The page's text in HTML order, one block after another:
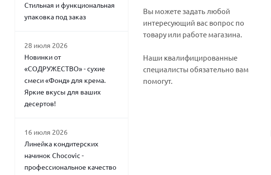
Вы можете задать любой
интересующий вас вопрос по
товару или работе магазина.
Наши квалифицированные
специалисты обязательно вам
помогут.
Стильная и функциональная
упаковка под заказ
28 июля 2026
Новинки от
«СОДРУЖЕСТВО» - сухие
смеси «Фонд» для крема.
Яркие вкусы для ваших
десертов!
16 июля 2026
Линейка кондитерских
начинок Chocovic -
профессиональное качество